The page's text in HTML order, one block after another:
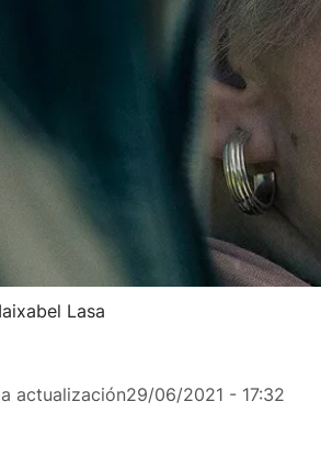
Lasa
actualización29/06/2021 - 17:32